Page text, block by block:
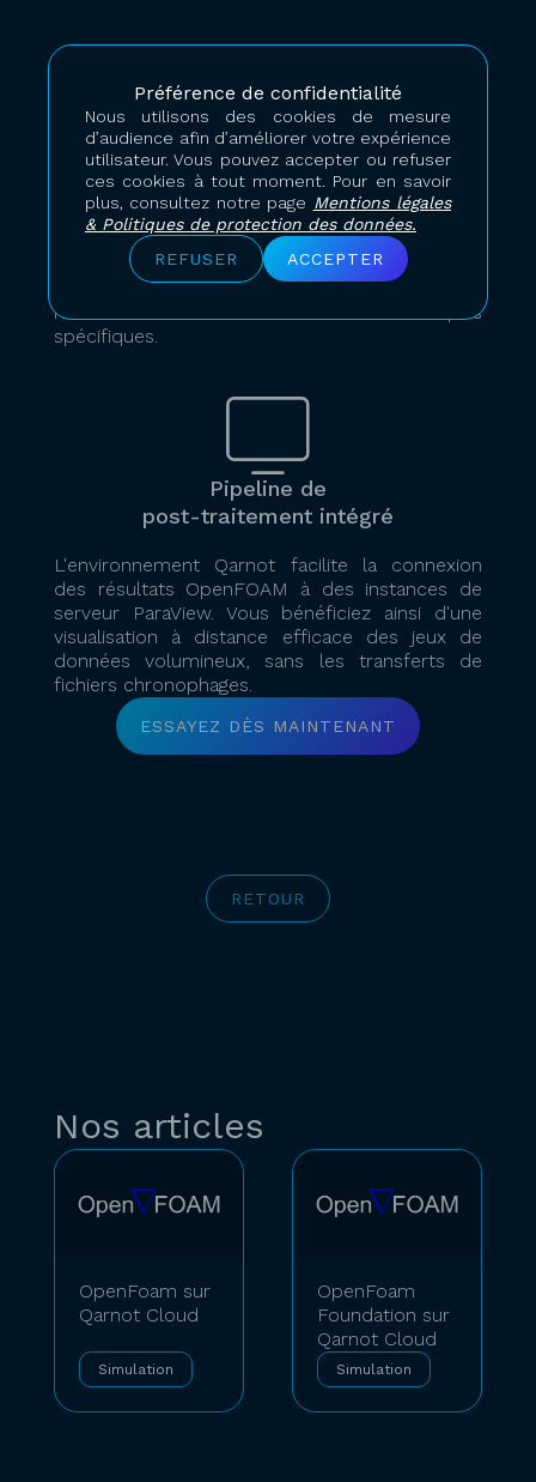
Préférence de confidentialité
Nous utilisons des cookies de mesure
d’audience afin d’améliorer votre expérience
utilisateur. Vous pouvez accepter ou refuser
ces cookies à tout moment. Pour en savoir
plus, consultez notre page Mentions légales
& Politiques de protection des données.
REFUSER
ACCEPTER
Flexibilité de
compilation personnalisée
Si vous utilisez des variantes spécialisées
d'OpenFOAM ou des versions compilées sur
mesure, notre infrastructure vous permet de
déployer vos propres conteneurs avec vos
modifications de solveur et vos bibliothèques
spécifiques.
Pipeline de
post-traitement intégré
L'environnement Qarnot facilite la connexion
des résultats OpenFOAM à des instances de
serveur ParaView. Vous bénéficiez ainsi d'une
visualisation à distance efficace des jeux de
données volumineux, sans les transferts de
fichiers chronophages.
ESSAYEZ DÈS MAINTENANT
RETOUR
Nos articles
OpenFoam sur
Qarnot Cloud
Simulation
OpenFoam
Foundation sur
Qarnot Cloud
Simulation